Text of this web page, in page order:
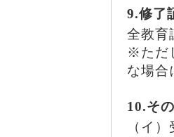
9.修了
全教育
※ただ
な場合
10.そ
（イ